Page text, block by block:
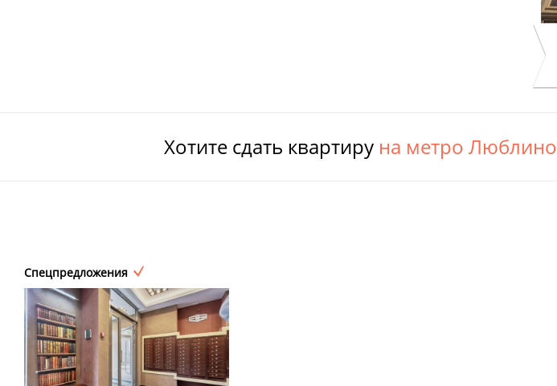
Хотите сдать квартиру на метро Люблино
Спецпредложения